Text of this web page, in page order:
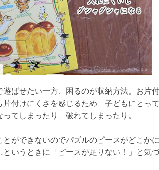
遊ばせたい一方、困るのが収納方法。お片
片付けにくさを感じるため、子どもにとっ
てしまったり、破れてしまったり。
とができないのでパズルのピースがどこか
いうときに「ピースが足りない！」と気